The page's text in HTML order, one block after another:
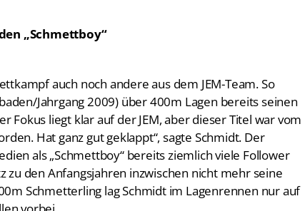
„Schmettboy“
auch noch andere aus dem JEM-Team. So
Jahrgang 2009) über 400m Lagen bereits seinen
Fokus liegt klar auf der JEM, aber dieser Titel war vom
Hat ganz gut geklappt“, sagte Schmidt. Der
als „Schmettboy“ bereits ziemlich viele Follower
zu den Anfangsjahren inzwischen nicht mehr seine
Schmetterling lag Schmidt im Lagenrennen nur auf